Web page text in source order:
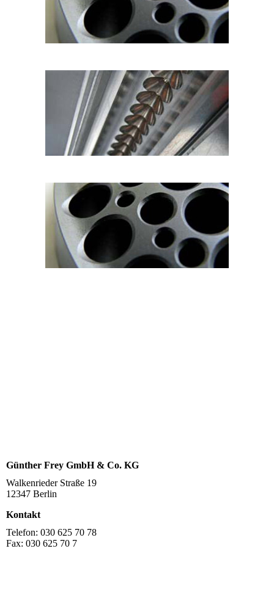
Günther Frey GmbH & Co. KG
Walkenrieder Straße 19
12347 Berlin
Kontakt
Telefon: 030 625 70 78
Fax: 030 625 70 7